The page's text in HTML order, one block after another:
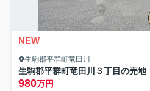
NEW
生駒郡平群町竜田川
生駒郡平群町竜田川３丁目の売地
980万円